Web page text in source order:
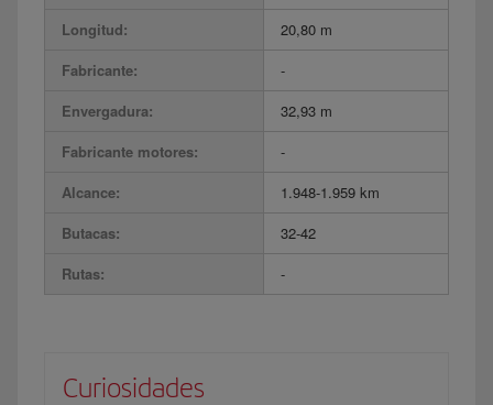
Longitud:
20,80 m
Fabricante:
-
Envergadura:
32,93 m
Fabricante motores:
-
Alcance:
1.948-1.959 km
Butacas:
32-42
Rutas:
-
Curiosidades